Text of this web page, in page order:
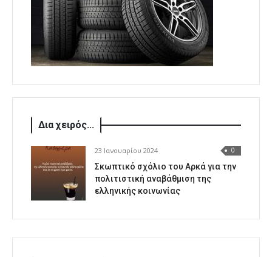
Δια χειρός...
23 Ιανουαρίου 2024 0
Σκωπτικό σχόλιο του Αρκά για την
πολιτιστική αναβάθμιση της
ελληνικής κοινωνίας